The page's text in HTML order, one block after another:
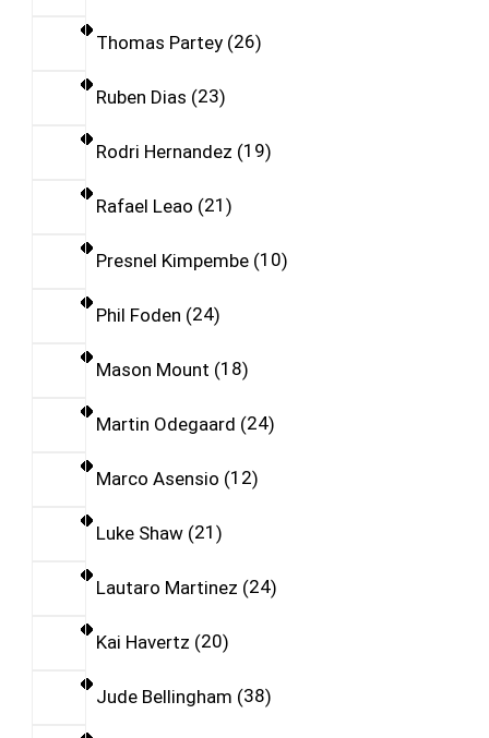
Thomas Partey 26
Ruben Dias 23
Rodri Hernandez 19
Rafael Leao 21
Presnel Kimpembe 10
Phil Foden 24
Mason Mount 18
Martin Odegaard 24
Marco Asensio 12
Luke Shaw 21
Lautaro Martinez 24
Kai Havertz 20
Jude Bellingham 38